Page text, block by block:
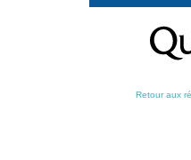
contenu
Retour aux